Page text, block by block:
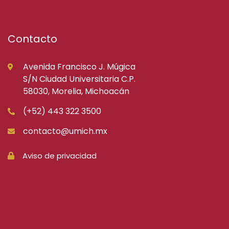
Contacto
Avenida Francisco J. Múgica
S/N Ciudad Universitaria C.P.
58030, Morelia, Michoacán
(+52) 443 322 3500
contacto@umich.mx
Aviso de privacidad